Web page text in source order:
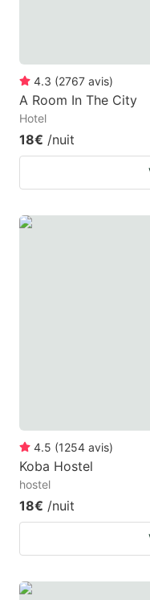
4.3 (2767 avis)
A Room In The City
Hotel
18€ /nuit
4.5 (1254 avis)
Koba Hostel
hostel
18€ /nuit